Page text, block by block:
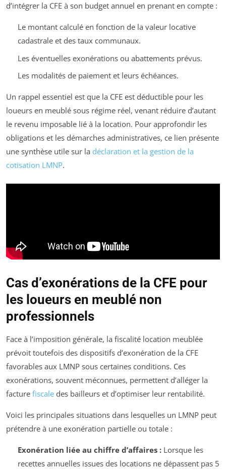
d’intégrer la CFE à son budget annuel en prenant en compte :
Le montant calculé en fonction de la valeur locative
cadastrale et des taux communaux.
Les éventuelles exonérations ou abattements prévus.
Les modalités de paiement et leurs échéances.
Un rappel essentiel est que la CFE est déductible pour les
loueurs en meublé sous régime réel, venant réduire d’autant
le revenu imposable lié à la location. Pour approfondir les
obligations et les démarches administratives, ce lien présente
une synthèse utile sur la déclaration et la gestion de la
cotisation LMNP.
Cas d’exonérations de la CFE pour
les loueurs en meublé non
professionnels
Face à l’imposition générale, la fiscalité location meublée
prévoit toutefois des dispositifs d’exonération de la CFE
favorables aux LMNP sous certaines conditions. Ces
exonérations, souvent méconnues, permettent d’alléger la
facture fiscale des bailleurs et d’optimiser leur rentabilité.
Voici les principales situations dans lesquelles un LMNP peut
prétendre à une exonération partielle ou totale :
Exonération liée au chiffre d’affaires :Lorsque les
recettes annuelles issues des locations ne dépassent pas 5